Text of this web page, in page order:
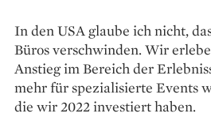
In den USA glaube ich nicht,
Büros verschwinden. Wir
Anstieg im Bereich der
mehr für spezialisierte Events
die wir 2022 investiert haben.